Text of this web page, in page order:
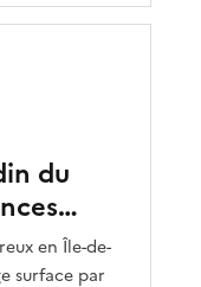
du
en Île-de-
surface par